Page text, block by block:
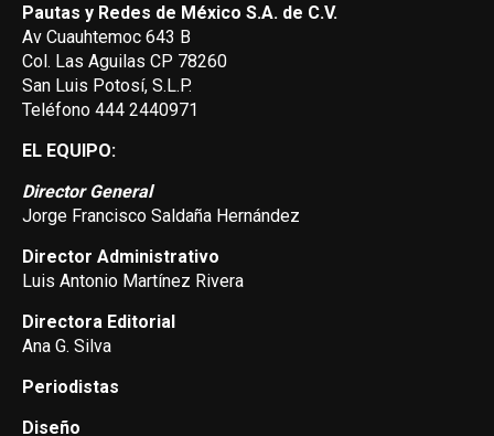
Pautas y Redes de México S.A. de C.V.
Av Cuauhtemoc 643 B
Col. Las Aguilas CP 78260
San Luis Potosí, S.L.P.
Teléfono 444 2440971
EL EQUIPO:
Director General
Jorge Francisco Saldaña Hernández
Director Administrativo
Luis Antonio Martínez Rivera
Directora Editorial
Ana G. Silva
Periodistas
Diseño